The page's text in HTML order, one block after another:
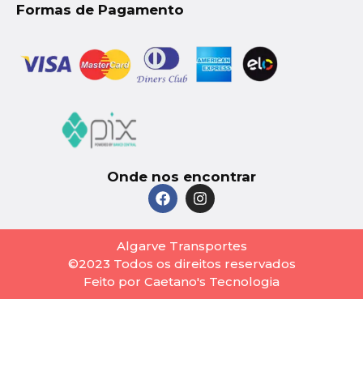
Formas de Pagamento
Onde nos encontrar
Algarve Transportes
©2023 Todos os direitos reservados
Feito por Caetano's Tecnologia